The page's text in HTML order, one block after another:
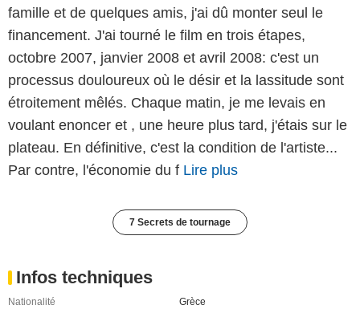
famille et de quelques amis, j'ai dû monter seul le
financement. J'ai tourné le film en trois étapes,
octobre 2007, janvier 2008 et avril 2008: c'est un
processus douloureux où le désir et la lassitude sont
étroitement mêlés. Chaque matin, je me levais en
voulant enoncer et , une heure plus tard, j'étais sur le
plateau. En définitive, c'est la condition de l'artiste...
Par contre, l'économie du f Lire plus
7 Secrets de tournage
Infos techniques
Nationalité
Grèce